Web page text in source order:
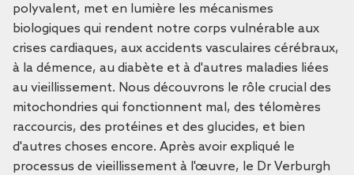
polyvalent, met en lumière les mécanismes
biologiques qui rendent notre corps vulnérable aux
crises cardiaques, aux accidents vasculaires cérébraux,
à la démence, au diabète et à d'autres maladies liées
au vieillissement. Nous découvrons le rôle crucial des
mitochondries qui fonctionnent mal, des télomères
raccourcis, des protéines et des glucides, et bien
d'autres choses encore. Après avoir expliqué le
processus de vieillissement à l'œuvre, le Dr Verburgh